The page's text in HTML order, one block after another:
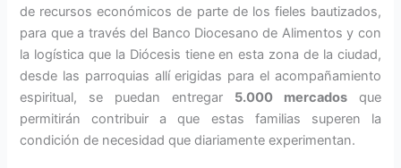
de recursos económicos de parte de los fieles bautizados,
para que a través del Banco Diocesano de Alimentos y con
la logística que la Diócesis tiene en esta zona de la ciudad,
desde las parroquias allí erigidas para el acompañamiento
espi­ritual, se puedan entregar 5.000 mercadosque
permitirán contribuir a que estas fami­lias superen la
condición de necesidad que diariamente experimentan.